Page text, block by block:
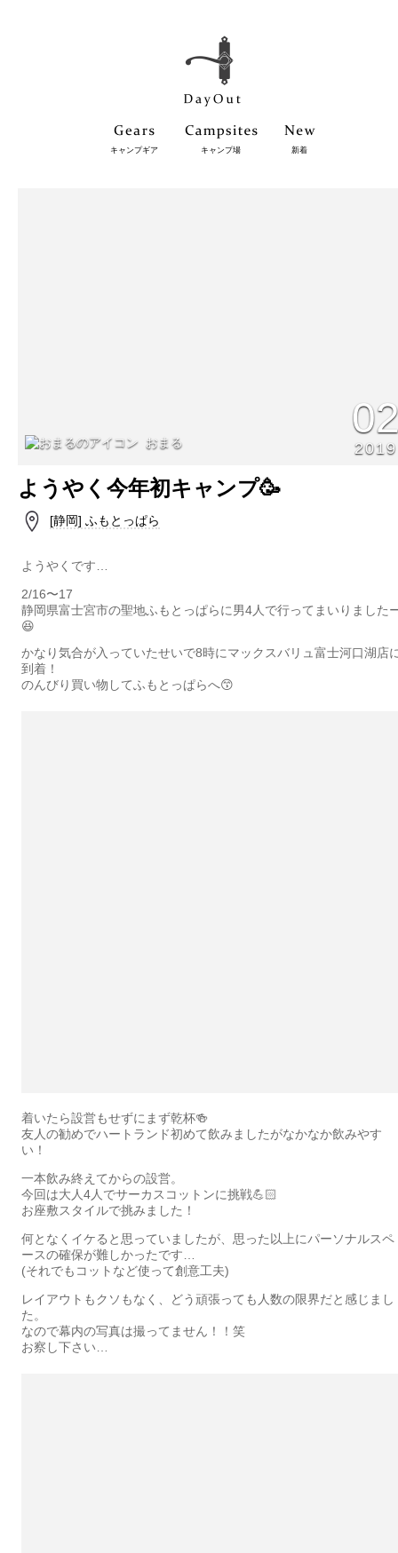
キャンプギア キャンプ場 新着
おまる 2019
ようやく今年初キャンプ🥳
[静岡] ふもとっぱら
ようやくです…
2/16〜17
静岡県富士宮市の聖地ふもとっぱらに男4人で行ってまいりました
😆
かなり気合が入っていたせいで8時にマックスバリュ富士河口湖店
到着！
のんびり買い物してふもとっぱらへ😙
着いたら設営もせずにまず乾杯🍻
友人の勧めでハートランド初めて飲みましたがなかなか飲みやす
い！
一本飲み終えてからの設営。
今回は大人4人でサーカスコットンに挑戦💪🏻
お座敷スタイルで挑みました！
何となくイケると思っていましたが、思った以上にパーソナルスペ
ースの確保が難しかったです…
(それでもコットなど使って創意工夫)
レイアウトもクソもなく、どう頑張っても人数の限界だと感じまし
た。
なので幕内の写真は撮ってません！！笑
お察し下さい…